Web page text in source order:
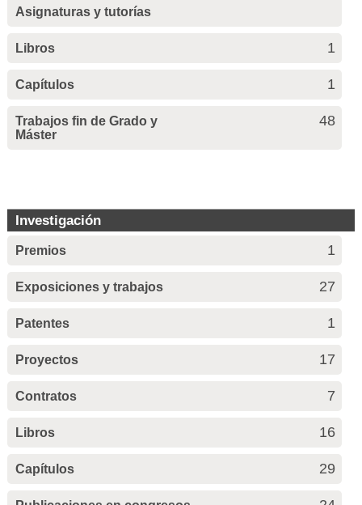
Asignaturas y tutorías
Libros 1
Capítulos 1
Trabajos fin de Grado y
Máster
48
Investigación
Premios 1
Exposiciones y trabajos 27
Patentes 1
Proyectos 17
Contratos 7
Libros 16
Capítulos 29